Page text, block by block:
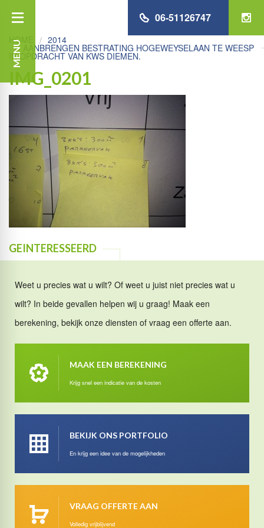
MENU
06-51126747
HOME 2014
AANBRENGEN BESTRATING HOGEWEYSELAAN TE WEESP
IN OPDRACHT VAN KWS DIEMEN.
IMG_0201
GEINTERESSEERD
Weet u precies wat u wilt? Of weet u juist niet precies wat u
wilt? In beide gevallen helpen wij u graag! Maak een
berekening, bekijk onze diensten of vraag een offerte aan.
MAAK EEN BEREKENING
Krijg snel een indicatie van de kosten
BEKIJK ONS PORTFOLIO
En krijg een idee van de mogelijkheden
VRAAG OFFERTE AAN
Volledig vrijblijvend